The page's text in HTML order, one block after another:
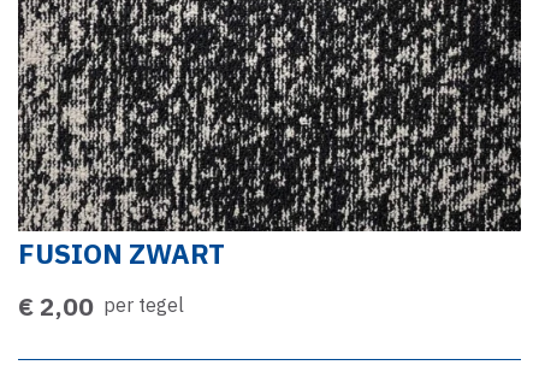
FUSION ZWART
€ 2,00 per tegel